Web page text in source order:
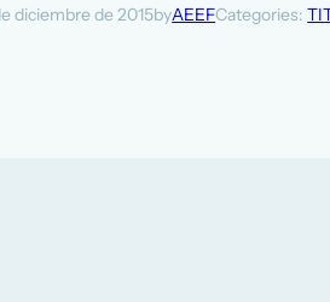
diciembre de 2015byAEEFCategories: